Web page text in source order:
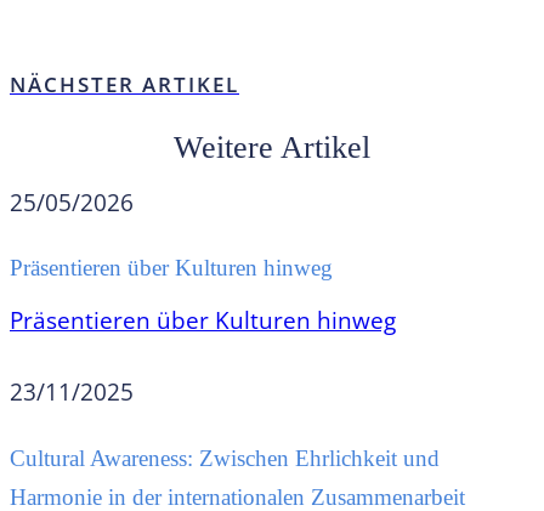
NÄCHSTER ARTIKEL
Weitere Artikel
25/05/2026
Präsentieren über Kulturen hinweg
Präsentieren über Kulturen hinweg
23/11/2025
Cultural Awareness: Zwischen Ehrlichkeit und
Harmonie in der internationalen Zusammenarbeit